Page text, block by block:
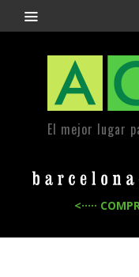
El mejor lugar
<·····